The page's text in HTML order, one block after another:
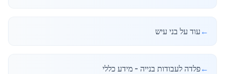
← עוד על בני עיש
←פלדה לעבודות בנייה - מידע כללי